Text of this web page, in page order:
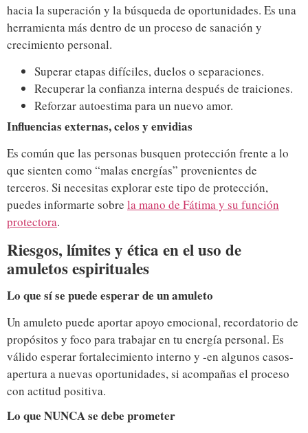
hacia la superación y la búsqueda de oportunidades. Es una
herramienta más dentro de un proceso de sanación y
crecimiento personal.
Superar etapas difíciles, duelos o separaciones.
Recuperar la confianza interna después de traiciones.
Reforzar autoestima para un nuevo amor.
Influencias externas, celos y envidias
Es común que las personas busquen protección frente a lo
que sienten como “malas energías” provenientes de
terceros. Si necesitas explorar este tipo de protección,
puedes informarte sobre la mano de Fátima y su función
protectora.
Riesgos, límites y ética en el uso de
amuletos espirituales
Lo que sí se puede esperar de un amuleto
Un amuleto puede aportar apoyo emocional, recordatorio de
propósitos y foco para trabajar en tu energía personal. Es
válido esperar fortalecimiento interno y -en algunos casos-
apertura a nuevas oportunidades, si acompañas el proceso
con actitud positiva.
Lo que NUNCA se debe prometer